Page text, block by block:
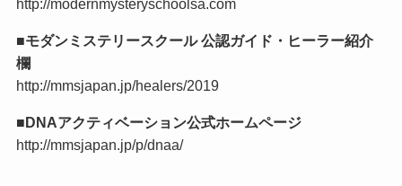
http://modernmysteryschoolsa.com
■モダンミステリースクール 公認ガイド・ヒーラー紹介
欄
http://mmsjapan.jp/healers/2019
■DNAアクティベーション公式ホームページ
http://mmsjapan.jp/p/dnaa/